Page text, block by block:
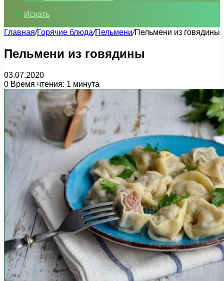
Искать
Главная/Горячие блюда/Пельмени/Пельмени из говядины
Пельмени из говядины
03.07.2020
0 Время чтения: 1 минута